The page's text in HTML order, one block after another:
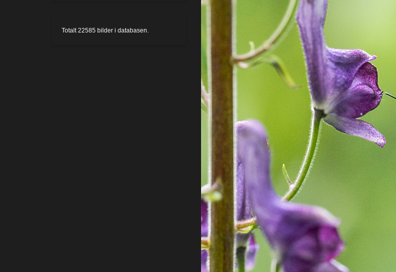
Totalt22585 bilder i databasen.